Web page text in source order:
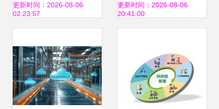
研究报告 供应链管
更新时间：2026-08-06
02:23:57
现状及发展前景调
增长期
更新时间：2026-08-06
20:41:00